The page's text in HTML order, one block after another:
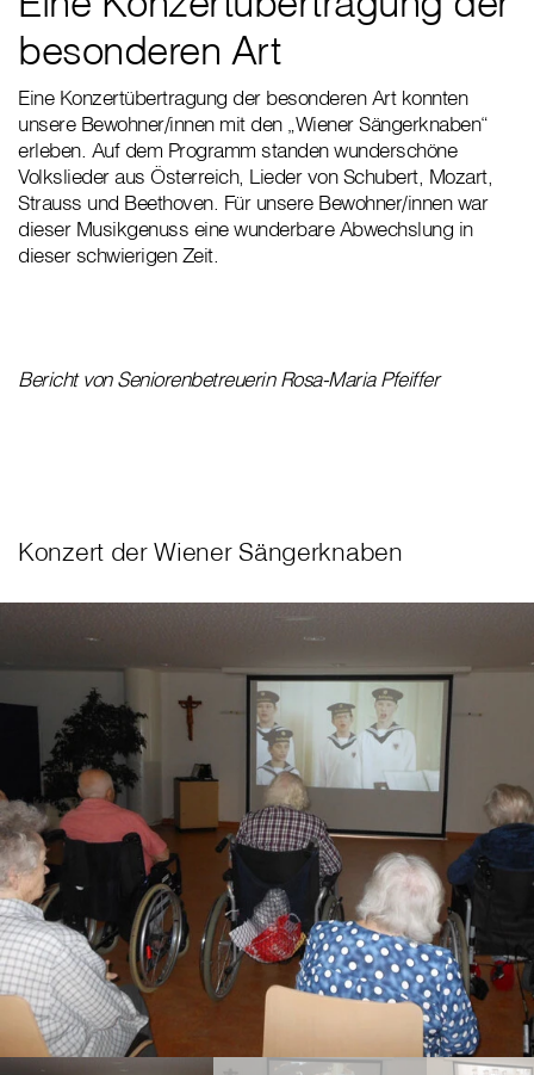
besonderen Art
Eine Konzertübertragung der besonderen Art konnten
unsere Bewohner/innen mit den „Wiener Sängerknaben“
erleben. Auf dem Programm standen wunderschöne
Volkslieder aus Österreich, Lieder von Schubert, Mozart,
Strauss und Beethoven. Für unsere Bewohner/innen war
dieser Musikgenuss eine wunderbare Abwechslung in
dieser schwierigen Zeit.
Bericht von Seniorenbetreuerin Rosa-Maria Pfeiffer
Konzert der Wiener Sängerknaben